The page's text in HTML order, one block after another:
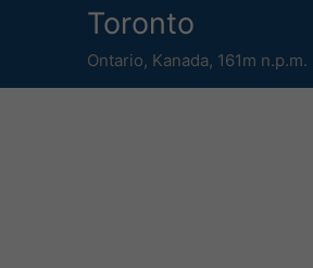
Toronto
Ontario, Kanada, 161m n.p.m.